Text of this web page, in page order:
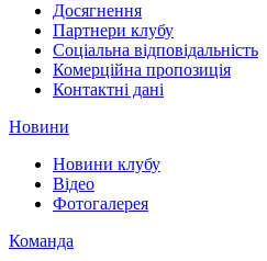
Досягнення
Партнери клубу
Соціальна відповідальність
Комерційна пропозиція
Контактні дані
Новини
Новини клубу
Відео
Фотогалерея
Команда